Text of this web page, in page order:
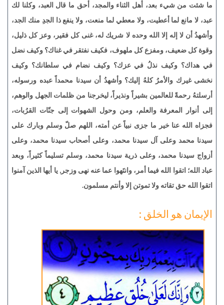
ما شئت من شيء بعد، أهل الثناء والمجد، أحق ما قال العبد، وكلنا لك
عبد، لا مانع لما أعطيت، ولا معطي لما منعت، ولا ينفع ذا الجدِ منك الجد،
وأشهدُ أن لا إله إلا الله وحده لا شريك له، غنى كل فقير، وعز كل ذليل،
وقوة كل ضعيف، ومفزع كل ملهوف، فكيف نفتقر في غناك؟ وكيف نضل
في هداك؟ وكيف نذلُ في عزك؟ وكيف نضام في سلطانك؟ وكيف
نخشى غيرك والأمرُ كلهُ إليك؟ وأشهدُ أن سيدنا محمداً عبده ورسوله،
أرسلتهُ رحمةً للعالمين بشيراً ونذيراً، ليخرجنا من ظلمات الجهل والوهم،
إلى أنوار المعرفة والعلم، ومن وحول الشهوات إلى جنّات القرُبات،
فجزاه الله عنا خير ما جزى نبياً عن أمته، اللهم صلّ وسلم وبارك على
سيدنا محمد وعلى آل سيدنا محمد، وعلى أصحاب سيدنا محمد، وعلى
أزواج سيدنا محمد، وعلى ذرية سيدنا محمد، وسلم تسليماً كثيراً، وبعد
عباد الله؛ اتقوا الله فيما أمر، وانتَهوا عما عنه نهى وزجر, يا أيها الذين آمنوا
اتقوا الله حق تقاته ولا تموتن إلا وأنتم مسلمون.
الإيمان هو الخلق :